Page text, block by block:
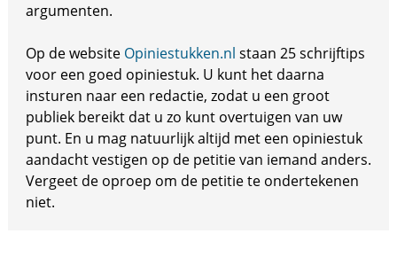
argumenten.
Op de website Opiniestukken.nl staan 25 schrijftips
voor een goed opiniestuk. U kunt het daarna
insturen naar een redactie, zodat u een groot
publiek bereikt dat u zo kunt overtuigen van uw
punt. En u mag natuurlijk altijd met een opiniestuk
aandacht vestigen op de petitie van iemand anders.
Vergeet de oproep om de petitie te ondertekenen
niet.